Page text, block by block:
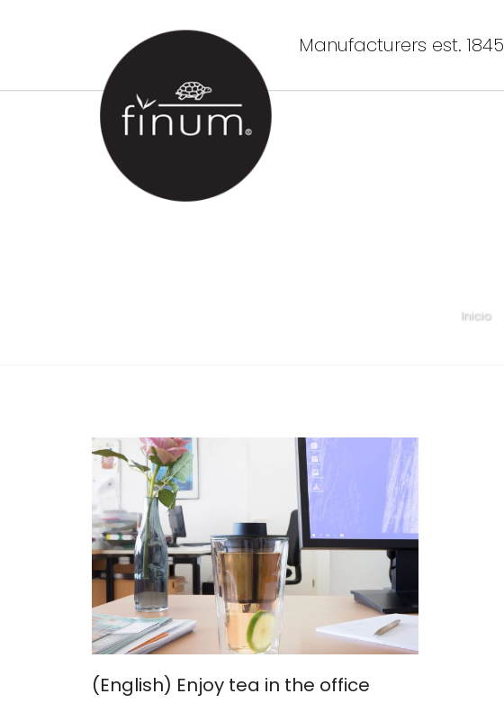
Manufacturers est. 1845
Inicio
(English) Enjoy tea in the office